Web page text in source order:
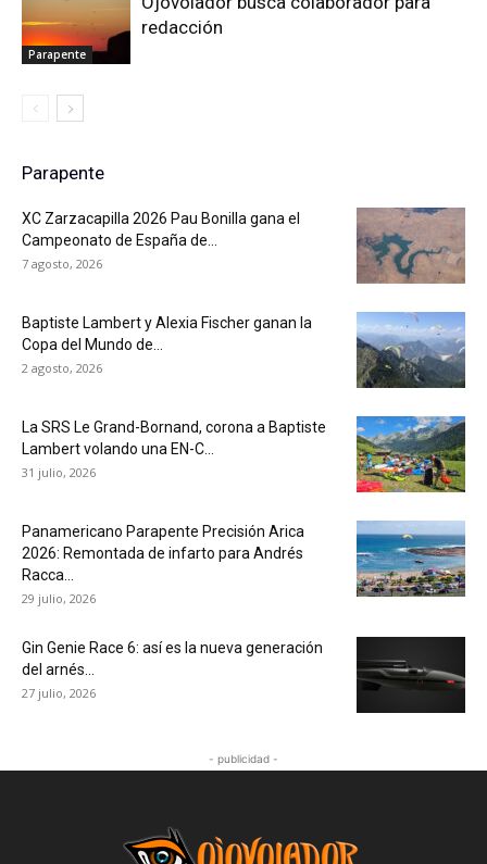
Parapente
redacción
Parapente
XC Zarzacapilla 2026 Pau Bonilla gana el
Campeonato de España de...
7 agosto, 2026
Baptiste Lambert y Alexia Fischer ganan la
Copa del Mundo de...
2 agosto, 2026
La SRS Le Grand-Bornand, corona a Baptiste
Lambert volando una EN-C...
31 julio, 2026
Panamericano Parapente Precisión Arica
2026: Remontada de infarto para Andrés
Racca...
29 julio, 2026
Gin Genie Race 6: así es la nueva generación
del arnés...
27 julio, 2026
- publicidad -